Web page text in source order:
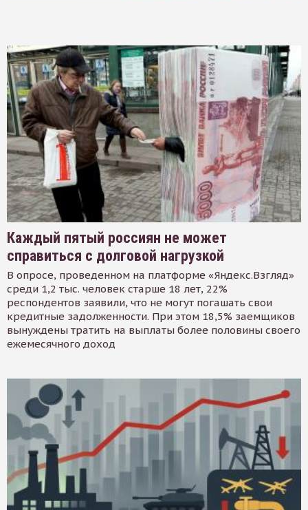
Каждый пятый россиян не может
справиться с долговой нагрузкой
В опросе, проведенном на платформе «Яндекс.Взгляд»
среди 1,2 тыс. человек старше 18 лет, 22%
респондентов заявили, что не могут погашать свои
кредитные задолженности. При этом 18,5% заемщиков
вынуждены тратить на выплаты более половины своего
ежемесячного доход